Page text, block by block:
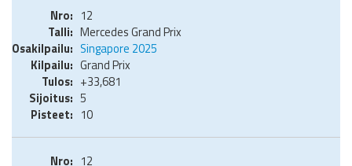
12
Mercedes Grand Prix
Singapore 2025
Grand Prix
+33,681
5
10
12